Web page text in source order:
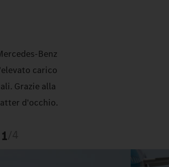
Benz
carico
Grazie alla
d'occhio.
1